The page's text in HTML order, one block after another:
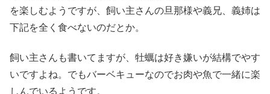
を楽しむようですが、飼い主さんの旦那様や義兄、義姉は
下記を全く食べないのだとか。
飼い主さんも書いてますが、牡蠣は好き嫌いが結構でやす
いですよね。でもバーベキューなのでお肉や魚で一緒に楽
しんでいるようです。